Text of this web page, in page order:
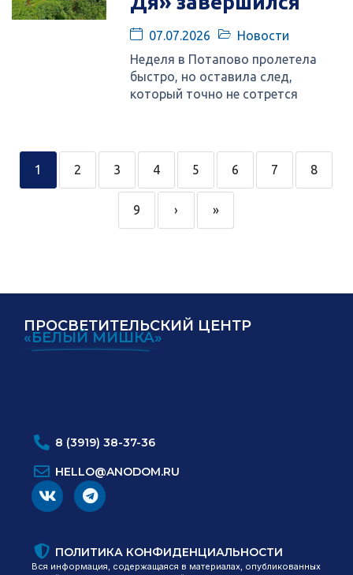
07.07.2026
Новости
Неделя в Потапово пролетела
быстро, но оставила след,
который точно не сотрется
1 2 3 4 5 6 7 8
9 › »
ПРОСВЕТИТЕЛЬСКИЙ ЦЕНТР
«БЕЛЫЙ МИШКА»
8 (3919) 38-37-36
HELLO@ANODOM.RU
ПОЛИТИКА КОНФИДЕНЦИАЛЬНОСТИ
Вся информация, содержащаяся в материалах, опубликованных